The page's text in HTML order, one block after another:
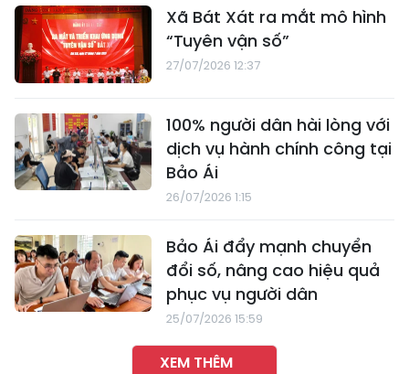
Xã Bát Xát ra mắt mô hình
“Tuyên vận số”
27/07/2026 12:37
100% người dân hài lòng với
dịch vụ hành chính công tại
Bảo Ái
26/07/2026 1:15
Bảo Ái đẩy mạnh chuyển
đổi số, nâng cao hiệu quả
phục vụ người dân
25/07/2026 15:59
XEM THÊM